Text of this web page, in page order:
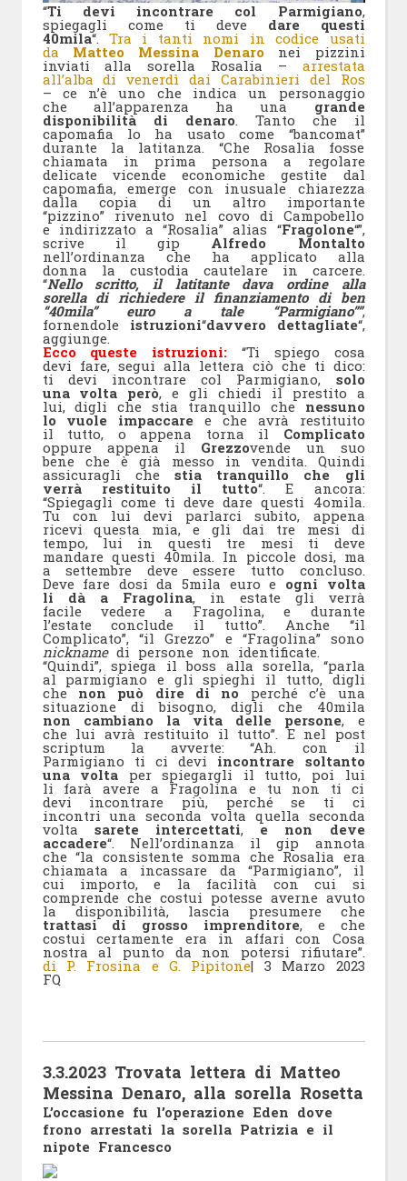
“Ti devi incontrare col Parmigiano,
spiegagli come ti deve dare questi
40mila“. Tra i tanti nomi in codice usati
da Matteo Messina Denaro nei pizzini
inviati alla sorella Rosalia – arrestata
all’alba di venerdì dai Carabinieri del Ros
– ce n’è uno che indica un personaggio
che all’apparenza ha una grande
disponibilità di denaro . Tanto che il
capomafia lo ha usato come “bancomat”
durante la latitanza. “Che Rosalia fosse
chiamata in prima persona a regolare
delicate vicende economiche gestite dal
capomafia, emerge con inusuale chiarezza
dalla copia di un altro importante
“pizzino” rivenuto nel covo di Campobello
e indirizzato a “Rosalia” alias “Fragolone“”,
scrive il gip Alfredo Montalto
nell’ordinanza che ha applicato alla
donna la custodia cautelare in carcere.
“Nello scritto, il latitante dava ordine alla
sorella di richiedere il finanziamento di ben
“40mila” euro a tale “Parmigiano””,
fornendole istruzioni“davvero dettagliate“,
aggiunge.
Ecco queste istruzioni: “Ti spiego cosa
devi fare, segui alla lettera ciò che ti dico:
ti devi incontrare col Parmigiano, solo
una volta però, e gli chiedi il prestito a
lui, digli che stia tranquillo che nessuno
lo vuole impaccare e che avrà restituito
il tutto, o appena torna il Complicato
oppure appena il Grezzovende un suo
bene che è già messo in vendita. Quindi
assicuragli che stia tranquillo che gli
verrà restituito il tutto“. E ancora:
“Spiegagli come ti deve dare questi 4omila.
Tu con lui devi parlarci subito, appena
ricevi questa mia, e gli dai tre mesi di
tempo, lui in questi tre mesi ti deve
mandare questi 40mila. In piccole dosi, ma
a settembre deve essere tutto concluso.
Deve fare dosi da 5mila euro e ogni volta
li dà a Fragolina, in estate gli verrà
facile vedere a Fragolina, e durante
l’estate conclude il tutto”. Anche “il
Complicato”, “il Grezzo” e “Fragolina” sono
nickname di persone non identificate.
“Quindi”, spiega il boss alla sorella, “parla
al parmigiano e gli spieghi il tutto, digli
che non può dire di no perché c’è una
situazione di bisogno, digli che 40mila
non cambiano la vita delle persone, e
che lui avrà restituito il tutto”. E nel post
scriptum la avverte: “Ah. con il
Parmigiano ti ci devi incontrare soltanto
una volta per spiegargli il tutto, poi lui
li farà avere a Fragolina e tu non ti ci
devi incontrare più, perché se ti ci
incontri una seconda volta quella seconda
volta sarete intercettati,e non deve
accadere“. Nell’ordinanza il gip annota
che “la consistente somma che Rosalia era
chiamata a incassare da “Parmigiano”, il
cui importo, e la facilità con cui si
comprende che costui potesse averne avuto
la disponibilità, lascia presumere che
trattasi di grosso imprenditore, e che
costui certamente era in affari con Cosa
nostra al punto da non potersi rifiutare”.
di P. Frosina e G. Pipitone| 3 Marzo 2023
FQ
3.3.2023 Trovata lettera di Matteo
Messina Denaro, alla sorella Rosetta
L’occasione fu l’operazione Eden dove
frono arrestati la sorella Patrizia e il
nipote Francesco